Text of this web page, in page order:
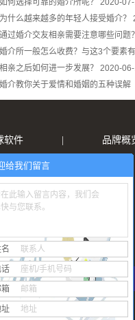
如何选择可靠的婚介所呢？
2020-
为什么越来越多的年轻人接受婚介？
通过婚介交友相亲需要注意哪些问题
婚介所一般怎么收费？与这3个要素
相亲之后如何进一步发展？
2020-
婚介教你关于爱情和婚姻的五种
软件 品牌概
给我们留言
此输入留言内容，我们会
与您联系。
联系人
话 座机/手机号码
邮箱
地址